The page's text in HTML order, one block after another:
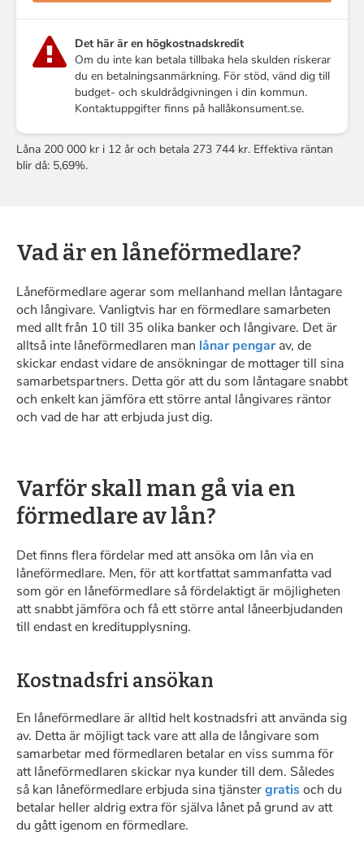
Det här är en högkostnadskredit
Om du inte kan betala tillbaka hela skulden riskerar
du en betalningsanmärkning. För stöd, vänd dig till
budget- och skuldrådgivningen i din kommun.
Kontaktuppgifter finns på hallåkonsument.se.
Låna 200 000 kr i 12 år och betala 273 744 kr. Effektiva räntan
blir då: 5,69%.
Vad är en låneförmedlare?
Låneförmedlare agerar som mellanhand mellan låntagare
och långivare. Vanligtvis har en förmedlare samarbeten
med allt från 10 till 35 olika banker och långivare. Det är
alltså inte låneförmedlaren man lånar pengar av, de
skickar endast vidare de ansökningar de mottager till sina
samarbetspartners. Detta gör att du som låntagare snabbt
och enkelt kan jämföra ett större antal långivares räntor
och vad de har att erbjuda just dig.
Varför skall man gå via en
förmedlare av lån?
Det finns flera fördelar med att ansöka om lån via en
låneförmedlare. Men, för att kortfattat sammanfatta vad
som gör en låneförmedlare så fördelaktigt är möjligheten
att snabbt jämföra och få ett större antal låneerbjudanden
till endast en kreditupplysning.
Kostnadsfri ansökan
En låneförmedlare är alltid helt kostnadsfri att använda sig
av. Detta är möjligt tack vare att alla de långivare som
samarbetar med förmedlaren betalar en viss summa för
att låneförmedlaren skickar nya kunder till dem. Således
så kan låneförmedlare erbjuda sina tjänstergratisoch du
betalar heller aldrig extra för själva lånet på grund av att
du gått igenom en förmedlare.